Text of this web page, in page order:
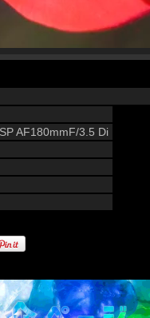
AF180mmF/3.5 Di